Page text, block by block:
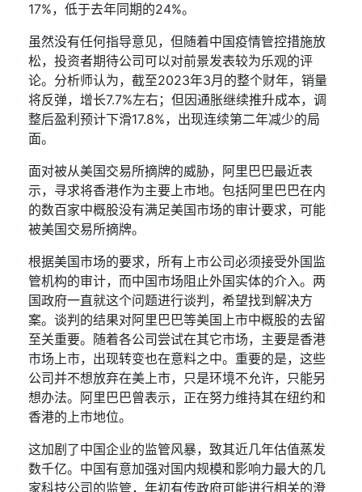
17%，低于去年同期的24%。
虽然没有任何指导意见，但随着中国疫情管控措施放
松，投资者期待公司可以对前景发表较为乐观的评
论。分析师认为，截至2023年3月的整个财年，销量
将反弹，增长7.7%左右；但因通胀继续推升成本，调
整后盈利预计下滑17.8%，出现连续第二年减少的局
面。
面对被从美国交易所摘牌的威胁，阿里巴巴最近表
示，寻求将香港作为主要上市地。包括阿里巴巴在内
的数百家中概股没有满足美国市场的审计要求，可能
被美国交易所摘牌。
根据美国市场的要求，所有上市公司必须接受外国监
管机构的审计，而中国市场阻止外国实体的介入。两
国政府一直就这个问题进行谈判，希望找到解决方
案。谈判的结果对阿里巴巴等美国上市中概股的去留
至关重要。随着各公司尝试在其它市场，主要是香港
市场上市，出现转变也在意料之中。重要的是，这些
公司并不想放弃在美上市，只是环境不允许，只能另
想办法。阿里巴巴曾表示，正在努力维持其在纽约和
香港的上市地位。
这加剧了中国企业的监管风暴，致其近几年估值蒸发
数千亿。中国有意加强对国内规模和影响力最大的几
家科技公司的监管，年初有传政府可能进行相关的澄